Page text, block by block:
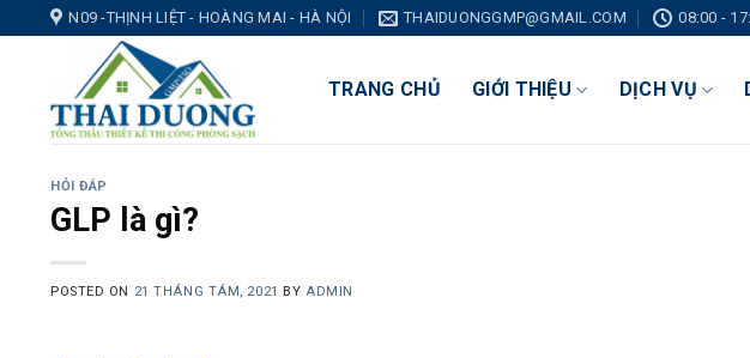
N09 -THỊNH LIỆT - HOÀNG MAI - HÀ NỘI THAIDUONGGMP@GMAIL.COM 08:00 -
TRANG CHỦ GIỚI THIỆU DỊCH VỤ
HỎI ĐÁP
GLP là gì?
POSTED ON 21 THÁNG TÁM, 2021 BY ADMIN